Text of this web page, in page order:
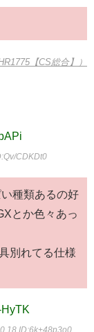
【CS総合】）
CDKDt0
種類あるの好
とか色々あっ
別れてる仕様
ID:6k+48p3o0